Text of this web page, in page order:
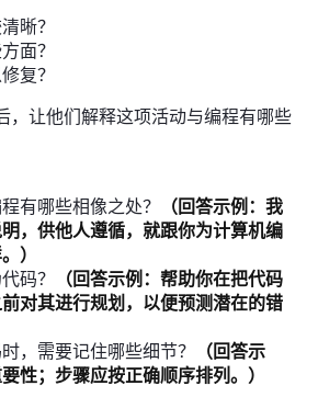
晰？
面？
复？
，让他们解释这项活动与编程有哪些
有哪些相像之处？
（回答示例：我
，供他人遵循，就跟你为计算机编
）
码？
（回答示例：帮助你在把代码
对其进行规划，以便预测潜在的错
，需要记住哪些细节？
（回答示
性；步骤应按正确顺序排列。）